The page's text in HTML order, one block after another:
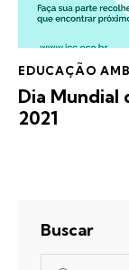
EDUCAÇÃO
Dia Mundial
2021
Buscar